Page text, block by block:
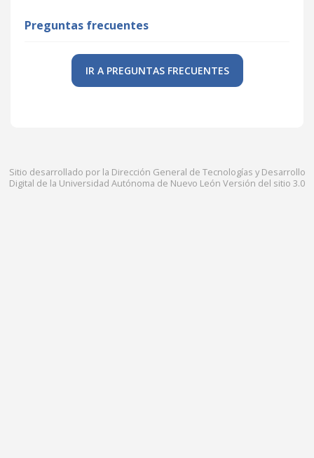
Preguntas frecuentes
IR A PREGUNTAS FRECUENTES
Sitio desarrollado por la Dirección General de Tecnologías y Desarrollo
Digital de la Universidad Autónoma de Nuevo León Versión del sitio 3.0